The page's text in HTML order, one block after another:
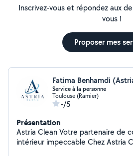
Inscrivez-vous et répondez aux
vous !
Proposer mes
Fatima Benhamdi
Service à la personne
Toulouse (Ramier)
-/5
Présentation
Astria Clean Votre partenaire de confiance pour un
intérieur impeccable Chez Astria Clean, nous mettons